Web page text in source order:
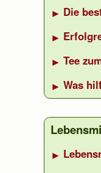
Die
Tee
Was